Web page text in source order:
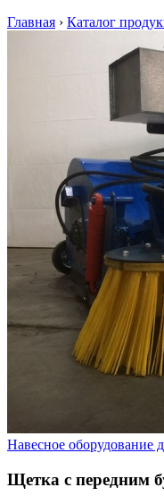
Главная › Каталог
Навесное оборудование
Щетка с передним